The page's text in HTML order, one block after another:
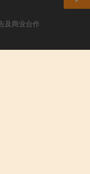
及商业合作